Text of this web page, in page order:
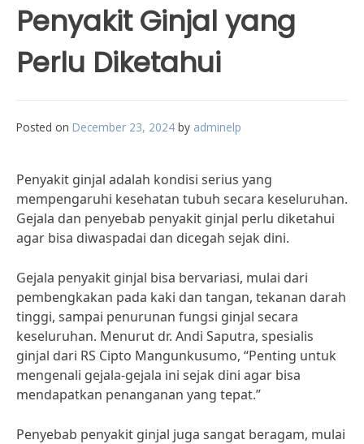
Penyakit Ginjal yang
Perlu Diketahui
Posted on December 23, 2024 by adminelp
Penyakit ginjal adalah kondisi serius yang
mempengaruhi kesehatan tubuh secara keseluruhan.
Gejala dan penyebab penyakit ginjal perlu diketahui
agar bisa diwaspadai dan dicegah sejak dini.
Gejala penyakit ginjal bisa bervariasi, mulai dari
pembengkakan pada kaki dan tangan, tekanan darah
tinggi, sampai penurunan fungsi ginjal secara
keseluruhan. Menurut dr. Andi Saputra, spesialis
ginjal dari RS Cipto Mangunkusumo, “Penting untuk
mengenali gejala-gejala ini sejak dini agar bisa
mendapatkan penanganan yang tepat.”
Penyebab penyakit ginjal juga sangat beragam, mulai